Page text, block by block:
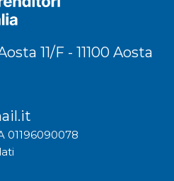
11/F - 11100 Aosta
01196090078